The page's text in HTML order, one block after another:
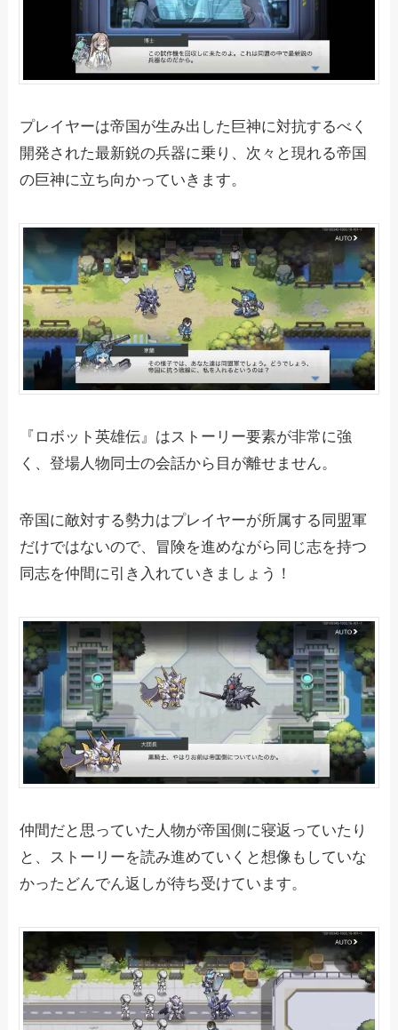
プレイヤーは帝国が生み出した巨神に対抗するべく
開発された最新鋭の兵器に乗り、次々と現れる帝国
の巨神に立ち向かっていきます。
『ロボット英雄伝』はストーリー要素が非常に強
く、登場人物同士の会話から目が離せません。
帝国に敵対する勢力はプレイヤーが所属する同盟軍
だけではないので、冒険を進めながら同じ志を持つ
同志を仲間に引き入れていきましょう！
仲間だと思っていた人物が帝国側に寝返っていたり
と、ストーリーを読み進めていくと想像もしていな
かったどんでん返しが待ち受けています。